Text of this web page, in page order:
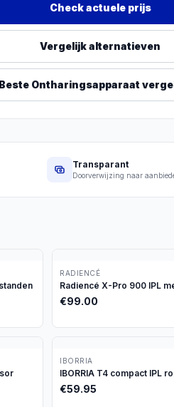
Check actuele prijs
Vergelijk alternatieven
Beste Ontharingsapparaat
Transparant
Doorverwijzing naar
RADIENCÉ
Radiencé X-Pro 900 IPL
€99.00
IBORRIA
IBORRIA T4 compact IPL
€59.95